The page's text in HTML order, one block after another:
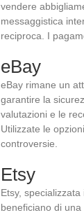
vendere
messaggistica
reciproca. I
eBay
eBay rimane un
garantire la
valutazioni e le
Utilizzate le
controversie.
Etsy
Etsy,
beneficiano di